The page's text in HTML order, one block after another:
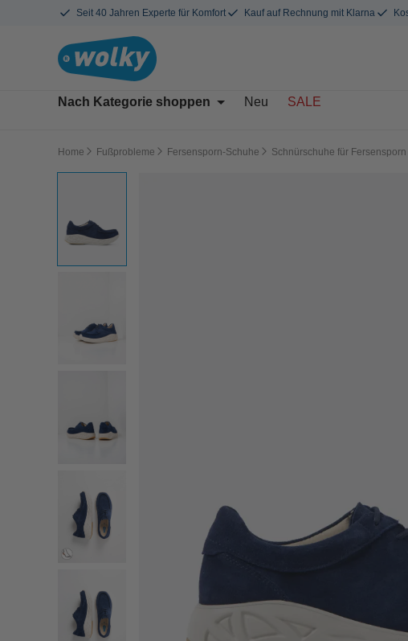
Seit 40 Jahren Experte für Komfort Kauf auf Rechnung mit Klarna
Nach Kategorie shoppen Neu SALE
Home Fußprobleme Fersensporn-Schuhe Schnürschuhe für Fersensporn